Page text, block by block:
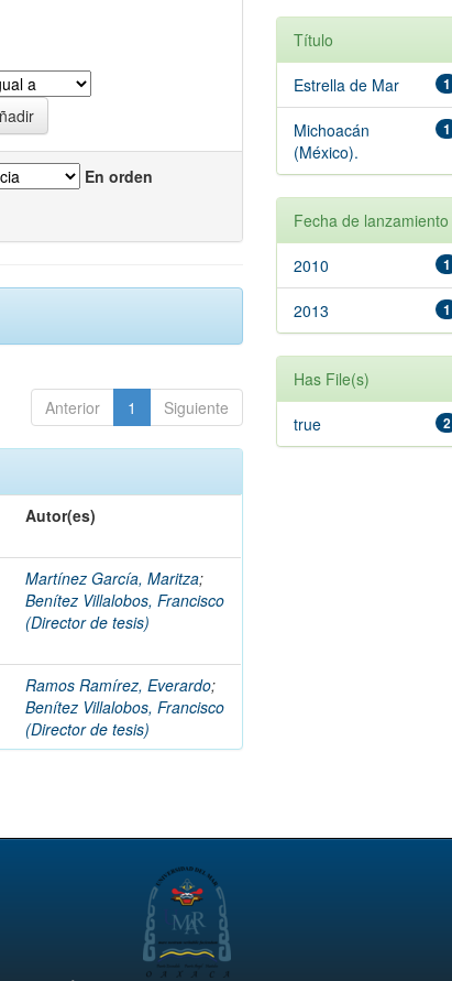
En orden
Anterior 1 Siguiente
Autor(es)
Martínez García, Maritza;
Benítez Villalobos, Francisco
(Director de tesis)
Ramos Ramírez, Everardo;
Benítez Villalobos, Francisco
(Director de tesis)
Título
1
Estrella de Mar
1
Michoacán
(México).
Fecha de lanzamiento
1
2010
1
2013
Has File(s)
2
true